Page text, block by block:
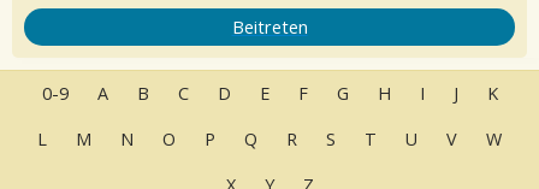
Beitreten
0-9 A B C D E F G H I J
K
L
M N O P Q R S T U V
W